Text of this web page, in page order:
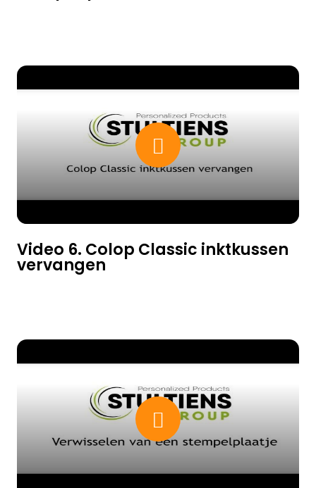
Video 6. Colop Classic inktkussen
vervangen